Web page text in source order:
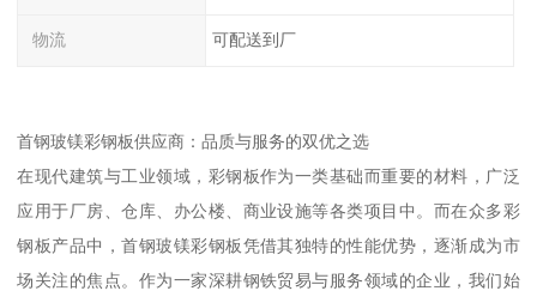
物流 可配送到厂
首钢玻镁彩钢板供应商：品质与服务的双优之选
在现代建筑与工业领域，彩钢板作为一类基础而重要的材料，广泛
应用于厂房、仓库、办公楼、商业设施等各类项目中。而在众多彩
钢板产品中，首钢玻镁彩钢板凭借其独特的性能优势，逐渐成为市
场关注的焦点。作为一家深耕钢铁贸易与服务领域的企业，我们始